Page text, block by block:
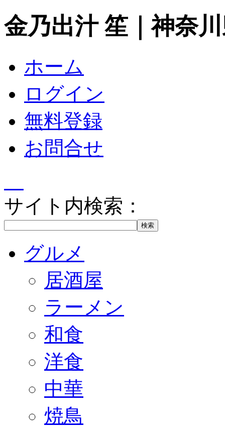
金乃出汁 笙｜神奈
ホーム
ログイン
無料登録
お問合せ
サイト内検索：
グルメ
居酒屋
ラーメン
和食
洋食
中華
焼鳥